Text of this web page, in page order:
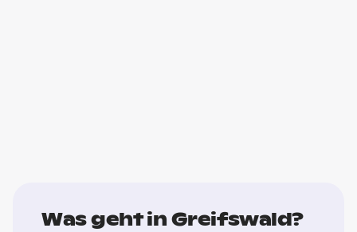
Was geht in Greifswald?